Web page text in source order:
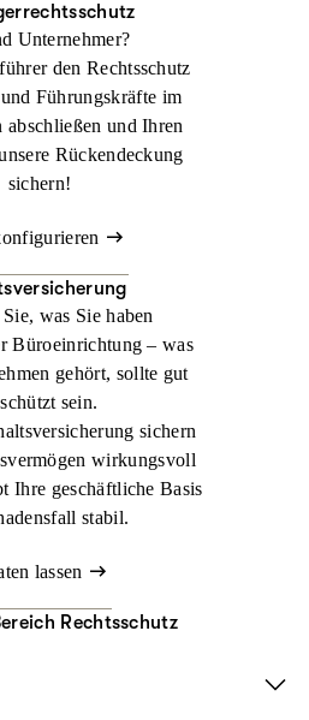
Unternehmer?
den Rechtsschutz
Führungskräfte im
abschließen und Ihren
Rückendeckung
sichern!
was Sie haben
Büroeinrichtung – was
gehört, sollte gut
sein.
sichern
wirkungsvoll
Ihre geschäftliche Basis
stabil.
lassen
Rechtsschutz